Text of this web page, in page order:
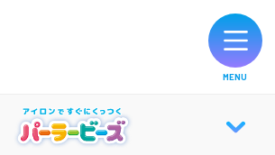
オリジナルブランド一覧
MENU